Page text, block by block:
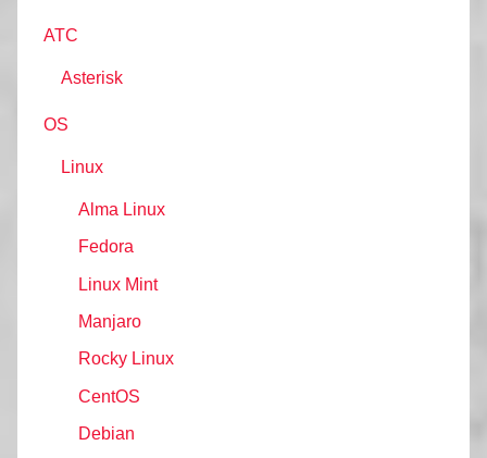
АТС
Asterisk
OS
Linux
Alma Linux
Fedora
Linux Mint
Manjaro
Rocky Linux
CentOS
Debian